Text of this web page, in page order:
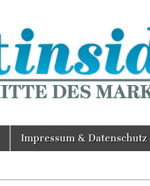
Impressum & Datenschutz